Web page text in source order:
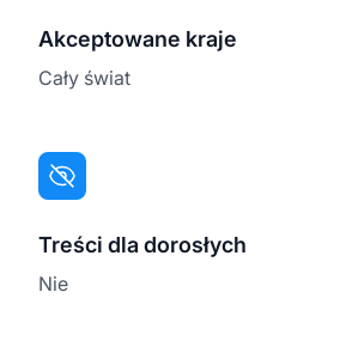
Akceptowane kraje
Cały świat
Treści dla dorosłych
Nie